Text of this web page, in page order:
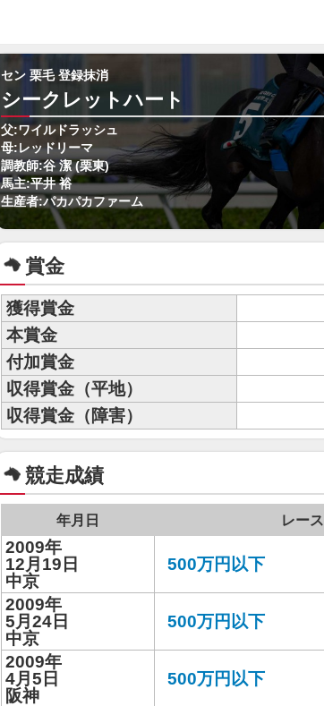
セン 栗毛 登録抹消
シークレットハート
父:ワイルドラッシュ
母:レッドリーマ
調教師:谷 潔 (栗東)
馬主:平井 裕
生産者:パカパカファーム
賞金
獲得賞金
本賞金
付加賞金
収得賞金（平地）
収得賞金（障害）
競走成績
年月日 レース
2009年
12月19日
中京
500万円以下
2009年
5月24日
中京
500万円以下
2009年
4月5日
阪神
500万円以下